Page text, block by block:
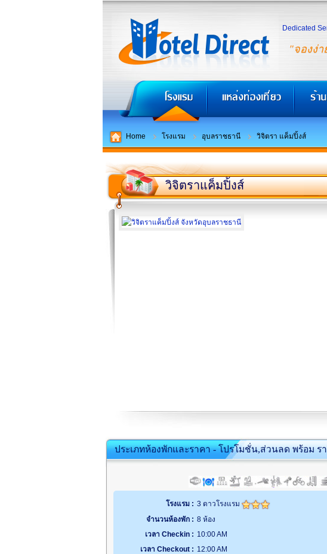
"จองง่
Dedicated
Home โรงแรม อุบลราชธานี วิจิตรา แค็มปิ้งส์
วิจิตราแค็มปิ้งส์
ประเภทห้องพักและราคา - โปรโมชั่น,ส่วนลด พร้อม ร
โรงแรม : 3 ดาวโรงแรม
จำนวนห้องพัก : 8 ห้อง
เวลา Checkin : 10:00 AM
เวลา Checkout : 12:00 AM